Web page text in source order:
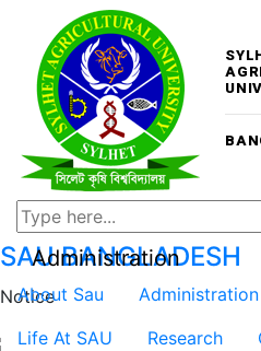
SAUBANGLADESH
About Sau Administration
Life At SAU
Research
Administration
Notice